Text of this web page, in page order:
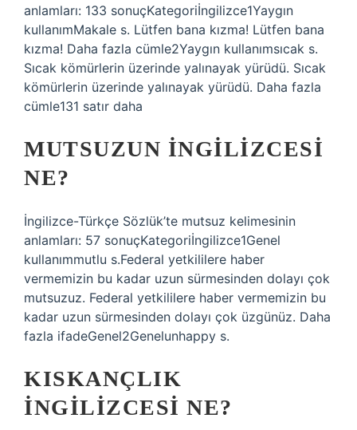
anlamları: 133 sonuçKategoriİngilizce1Yaygın
kullanımMakale s. Lütfen bana kızma! Lütfen bana
kızma! Daha fazla cümle2Yaygın kullanımsıcak s.
Sıcak kömürlerin üzerinde yalınayak yürüdü. Sıcak
kömürlerin üzerinde yalınayak yürüdü. Daha fazla
cümle131 satır daha
MUTSUZUN İNGILIZCESI
NE?
İngilizce-Türkçe Sözlük’te mutsuz kelimesinin
anlamları: 57 sonuçKategoriİngilizce1Genel
kullanımmutlu s.Federal yetkililere haber
vermemizin bu kadar uzun sürmesinden dolayı çok
mutsuzuz. Federal yetkililere haber vermemizin bu
kadar uzun sürmesinden dolayı çok üzgünüz. Daha
fazla ifadeGenel2Genelunhappy s.
KISKANÇLIK
INGILIZCESI NE?